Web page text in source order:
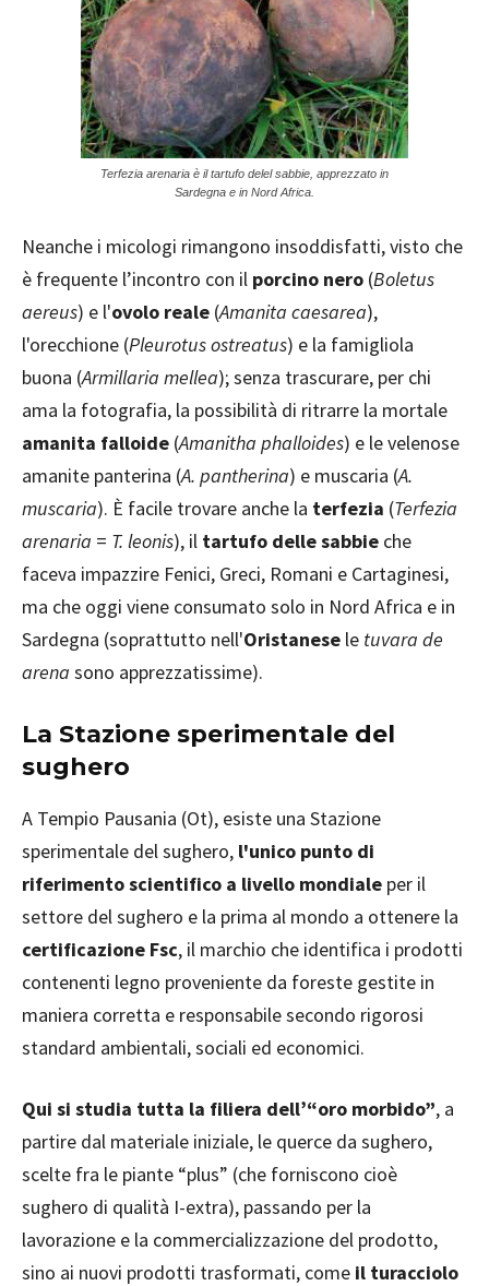
Terfezia arenaria è il tartufo delel sabbie, apprezzato in
Sardegna e in Nord Africa.
Neanche i micologi rimangono insoddisfatti, visto che
è frequente l’incontro con il porcino nero (Boletus
aereus) e l'ovolo reale (Amanita caesarea),
l'orecchione (Pleurotus ostreatus) e la famigliola
buona (Armillaria mellea); senza trascurare, per chi
ama la fotografia, la possibilità di ritrarre la mortale
amanita falloide (Amanitha phalloides) e le velenose
amanite panterina (A. pantherina) e muscaria (A.
muscaria). È facile trovare anche la terfezia (Terfezia
arenaria = T. leonis), il tartufo delle sabbie che
faceva impazzire Fenici, Greci, Romani e Cartaginesi,
ma che oggi viene consumato solo in Nord Africa e in
Sardegna (soprattutto nell'Oristanese le tuvara de
arena sono apprezzatissime).
La Stazione sperimentale del
sughero
A Tempio Pausania (Ot), esiste una Stazione
sperimentale del sughero, l'unico punto di
riferimento scientifico a livello mondiale per il
settore del sughero e la prima al mondo a ottenere la
certificazione Fsc, il marchio che identifica i prodotti
contenenti legno proveniente da foreste gestite in
maniera corretta e responsabile secondo rigorosi
standard ambientali, sociali ed economici.
Qui si studia tutta la filiera dell’“oro morbido”, a
partire dal materiale iniziale, le querce da sughero,
scelte fra le piante “plus” (che forniscono cioè
sughero di qualità I-extra), passando per la
lavorazione e la commercializzazione del prodotto,
sino ai nuovi prodotti trasformati, come il turacciolo